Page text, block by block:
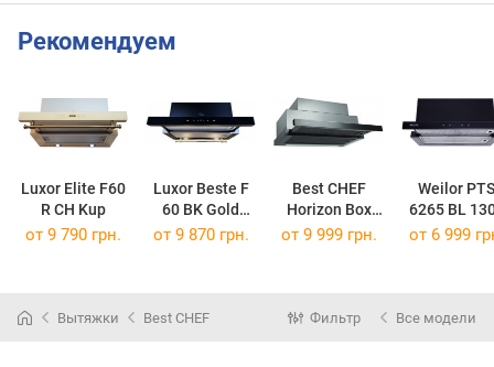
Рекомендуем
Luxor Elite F60
R CH Kup
Luxor Beste F
60 BK Gold
1450 LED
Best CHEF
Horizon Box
1100 BL 60
Weilor PTS
6265 BL
LED Strip
от 9 790 грн. от 9 870 грн. от 9 999 грн. от 6 999
Вытяжки Best CHEF Фильтр Все модели